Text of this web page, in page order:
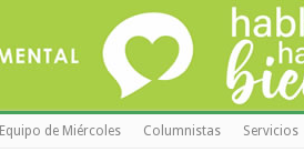
Equipo de Miércoles Columnistas Servicios